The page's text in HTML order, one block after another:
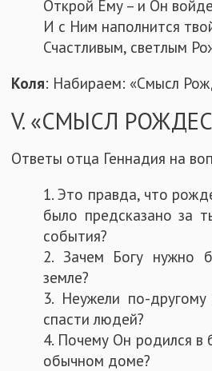
Открой Ему – и Он
И с Ним наполнится
Счастливым, светлым
Коля: Набираем: «Смысл
V. «СМЫСЛ
Ответы отца Геннадия на
1. Это правда, что
было предсказано за
события?
2. Зачем Богу нужно
земле?
3. Неужели по-
спасти людей?
4. Почему Он родился в
обычном доме?